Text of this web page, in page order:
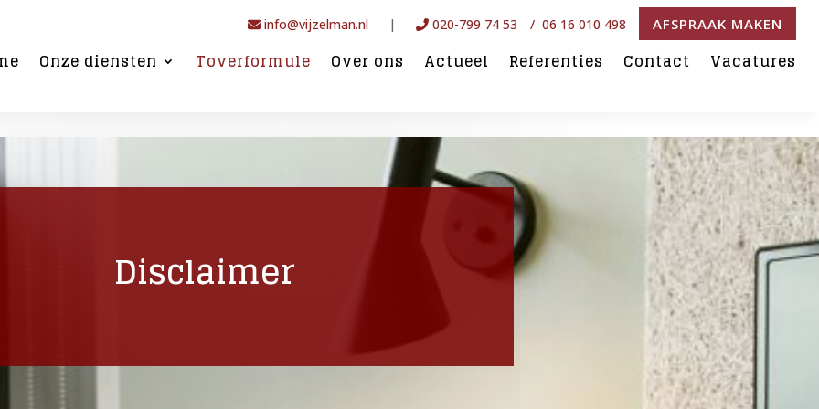
info@vijzelman.nl | 020-799 74 53 / 06 16 010 498 AFSPRAAK MAKEN
Onze diensten Toverformule Over ons Actueel Referenties Contact Vacatures
Disclaimer